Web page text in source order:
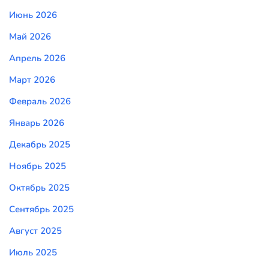
Июнь 2026
Май 2026
Апрель 2026
Март 2026
Февраль 2026
Январь 2026
Декабрь 2025
Ноябрь 2025
Октябрь 2025
Сентябрь 2025
Август 2025
Июль 2025